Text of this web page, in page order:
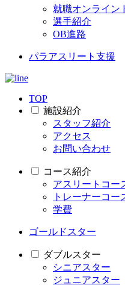
就職オンライン
選手紹介
OB進路
パラアスリート支援
TOP
施設紹介
スタッフ紹介
アクセス
お問い合わせ
コース紹介
アスリートコー
トレーナーコー
学費
ゴールドスター
ダブルスター
シニアスター
ジュニアスター